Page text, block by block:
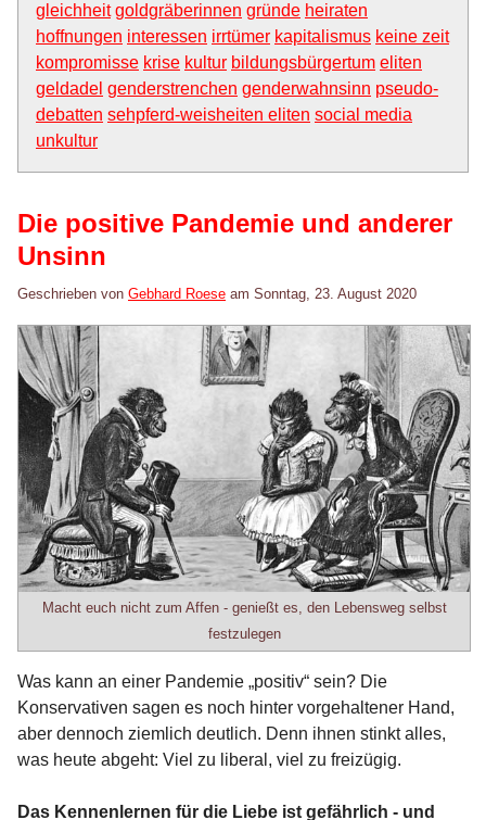
gleichheit goldgräberinnen gründe heiraten
hoffnungen interessen irrtümer kapitalismus keine zeit
kompromisse krise kultur bildungsbürgertum eliten
geldadel genderstrenchen genderwahnsinn pseudo-
debatten sehpferd-weisheiten eliten social media
unkultur
Die positive Pandemie und anderer
Unsinn
Geschrieben von Gebhard Roese am Sonntag, 23. August 2020
Macht euch nicht zum Affen - genießt es, den Lebensweg selbst
festzulegen
Was kann an einer Pandemie „positiv“ sein? Die
Konservativen sagen es noch hinter vorgehaltener Hand,
aber dennoch ziemlich deutlich. Denn ihnen stinkt alles,
was heute abgeht: Viel zu liberal, viel zu freizügig.
Das Kennenlernen für die Liebe ist gefährlich - und